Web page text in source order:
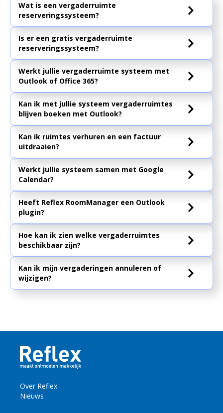
Wat is een vergaderruimte
reserveringssysteem?
Is er een gratis vergaderruimte
reserveringssysteem?
Werkt jullie vergaderruimte systeem met
Outlook of Office 365?
Kan ik met jullie systeem vergaderruimtes
blijven boeken met Outlook?
Kan ik ruimtes verhuren en een factuur
uitdraaien?
Werkt jullie systeem samen met Google
Calendar?
Heeft Reflex RoomManager een Outlook
plugin?
Hoe kan ik zien welke vergaderruimtes
beschikbaar zijn?
Kan ik mijn vergaderingen annuleren of
wijzigen?
Over Reflex
Nieuws